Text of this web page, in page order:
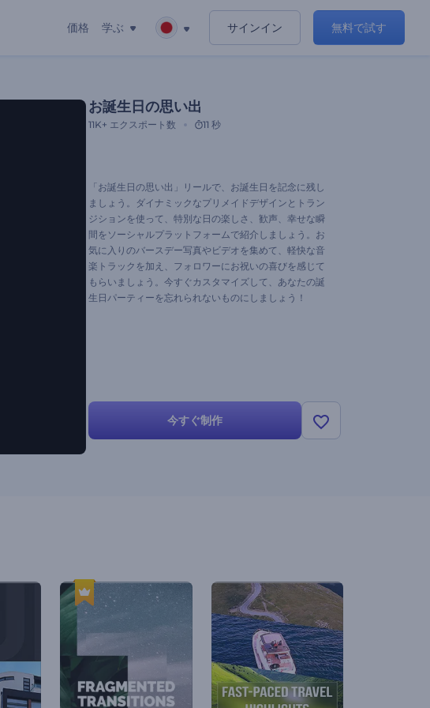
価格 学ぶ サインイン 無料で試す
お誕生日の思い出
11K+ エクスポート数 11 秒
「お誕生日の思い出」リールで、お誕生日を記念に残し
ましょう。ダイナミックなプリメイドデザインとトラン
ジションを使って、特別な日の楽しさ、歓声、幸せな瞬
間をソーシャルプラットフォームで紹介しましょう。お
気に入りのバースデー写真やビデオを集めて、軽快な音
楽トラックを加え、フォロワーにお祝いの喜びを感じて
もらいましょう。今すぐカスタマイズして、あなたの誕
生日パーティーを忘れられないものにしましょう！
今すぐ制作